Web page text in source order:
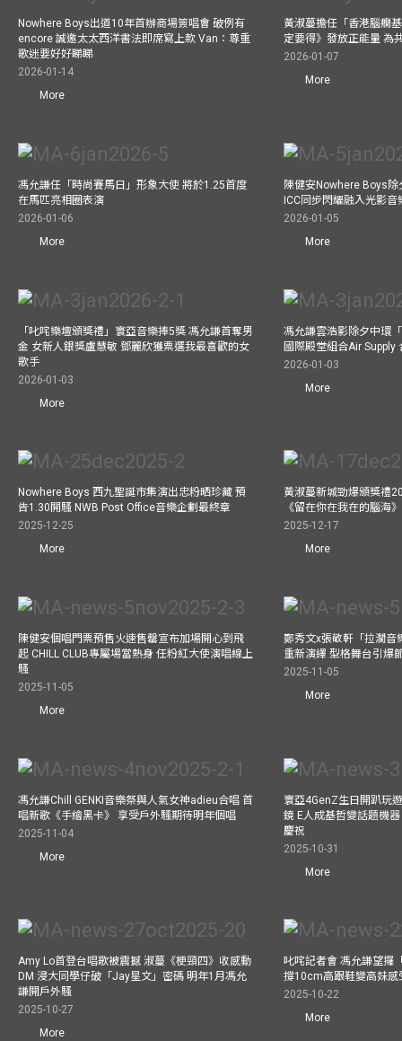
Nowhere Boys出道10年首辦商場簽唱會 破例有
encore 誠邀太太西洋書法即席寫上款 Van：尊重
歌迷要好好睇睇
2026-01-14
More
黃淑蔓擔任「香港腦癇
定要得》發放正能量 為
2026-01-07
More
馮允謙任「時尚賽馬日」形象大使 將於1.25首度
在馬匹亮相圈表演
2026-01-06
More
陳健安Nowhere Boys
ICC同步閃耀融入光影音
2026-01-05
More
「叱咤樂壇頒獎禮」寰亞音樂捧5獎 馮允謙首奪男
金 女新人銀獎盧慧敏 鄧麗欣獲票選我最喜歡的女
歌手
2026-01-03
More
馮允謙雲浩影除夕中環
國際殿堂組合Air Supply
2026-01-03
More
Nowhere Boys 西九聖誕市集演出忠粉晒珍藏 預
告1.30開騷 NWB Post Office音樂企劃最終章
2025-12-25
More
黃淑蔓新城勁爆頒獎禮
《留在你在我在的腦海
2025-12-17
More
陳健安個唱門票預售火速售罄宣布加場開心到飛
起 CHILL CLUB專屬場當熱身 任粉紅大使演唱線上
騷
2025-11-05
More
鄭秀文x張敬軒「拉濶音
重新演繹 型格舞台引爆
2025-11-05
More
馮允謙Chill GENKI音樂祭與人氣女神adieu合唱 首
唱新歌《手繪黑卡》 享受戶外騷期待明年個唱
2025-11-04
More
寰亞4GenZ生日開趴玩
鏡 E人成基哲變話題機
慶祝
2025-10-31
More
Amy Lo首登台唱歌被震撼 淑蔓《梗頸四》收感動
DM 浸大同學仔破「Jay星文」密碼 明年1月馮允
謙開戶外騷
2025-10-27
More
叱咤記者會 馮允謙望攞
撐10cm高跟鞋變高妹感
2025-10-22
More